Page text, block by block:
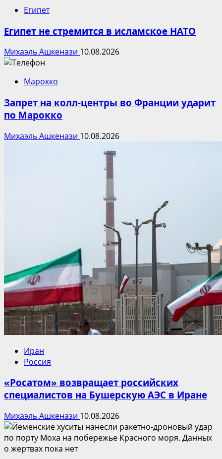
Египет
Египет не стремится в исламское НАТО
Михаэль Ашкенази 10.08.2026
Марокко
Запрет на колл-центры во Франции ударит
по Марокко
Михаэль Ашкенази 10.08.2026
Иран
Россия
«Росатом» возвращает российских
специалистов на Бушерскую АЭС в Иране
Михаэль Ашкенази 10.08.2026